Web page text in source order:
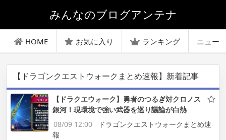
みんなのブログアンテナ
HOME お気に入り ランキング ニュー
【ドラゴンクエストウォークまとめ速報】新着記事
【ドラクエウォーク】勇者のつるぎ対クロノス
銀河！現環境で強い武器を巡り議論が白熱
08/09 12:00
ドラゴンクエストウォークまとめ速
報